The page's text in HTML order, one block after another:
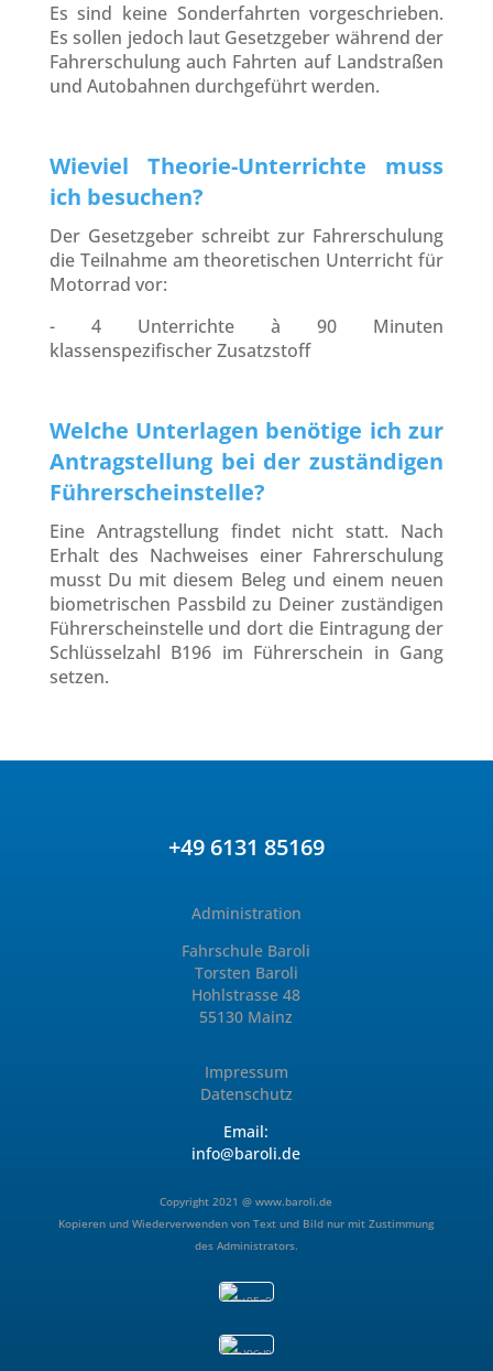
Es sind keine Sonderfahrten vorgeschrieben.
Es sollen jedoch laut Gesetzgeber während der
Fahrerschulung auch Fahrten auf Landstraßen
und Autobahnen durchgeführt werden.
Wieviel Theorie-Unterrichte muss
ich besuchen?
Der Gesetzgeber schreibt zur Fahrerschulung
die Teilnahme am theoretischen Unterricht für
Motorrad vor:
- 4 Unterrichte à 90 Minuten
klassenspezifischer Zusatzstoff
Welche Unterlagen benötige ich zur
Antragstellung bei der zuständigen
Führerscheinstelle?
Eine Antragstellung findet nicht statt. Nach
Erhalt des Nachweises einer Fahrerschulung
musst Du mit diesem Beleg und einem neuen
biometrischen Passbild zu Deiner zuständigen
Führerscheinstelle und dort die Eintragung der
Schlüsselzahl B196 im Führerschein in Gang
setzen.
+49 6131 85169
Administration
Fahrschule Baroli
Torsten Baroli
Hohlstrasse 48
55130 Mainz
Impressum
Datenschutz
Email:
info@baroli.de
Copyright 2021 @www.baroli.de
Kopieren und Wiederverwenden von Text und Bild nur mit Zustimmung
des Administrators.